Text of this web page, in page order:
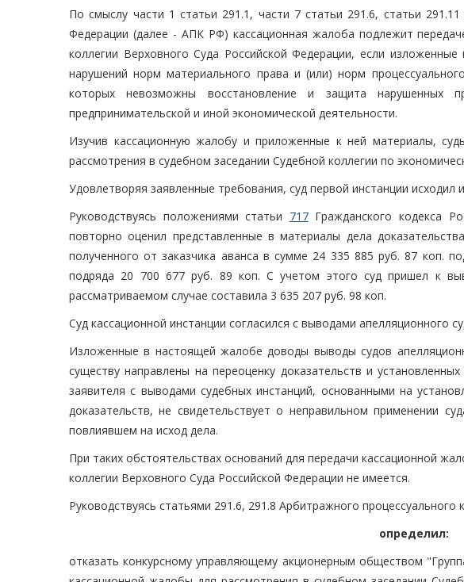
По смыслу части 1 статьи 291.1, части 7 статьи 291.6, статьи
Федерации (далее - АПК РФ) кассационная жалоба подлежит
коллегии Верховного Суда Российской Федерации, если
нарушений норм материального права и (или) норм
которых невозможны восстановление и защита нарушенных
предпринимательской и иной экономической деятельности.
Изучив кассационную жалобу и приложенные к ней материалы,
рассмотрения в судебном заседании Судебной коллегии по
Удовлетворяя заявленные требования, суд первой инстанции исходил
Руководствуясь положениями статьи 717Гражданского кодекса
повторно оценил представленные в материалы дела
полученного от заказчика аванса в сумме 24 335 885 руб. 87 коп.
подряда 20 700 677 руб. 89 коп. С учетом этого суд пришел к
рассматриваемом случае составила 3 635 207 руб. 98 коп.
Суд кассационной инстанции согласился с выводами апелляционного
Изложенные в настоящей жалобе доводы выводы судов
существу направлены на переоценку доказательств и
заявителя с выводами судебных инстанций, основанными на
доказательств, не свидетельствует о неправильном применении
повлиявшем на исход дела.
При таких обстоятельствах оснований для передачи кассационной
коллегии Верховного Суда Российской Федерации не имеется.
Руководствуясь статьями 291.6, 291.8 Арбитражного процессуального
определил:
отказать конкурсному управляющему акционерным обществом